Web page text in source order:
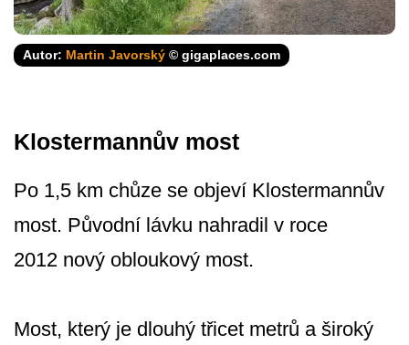
Autor: Martin Javorský © gigaplaces.com
Klostermannův most
Po 1,5 km chůze se objeví Klostermannův
most. Původní lávku nahradil v roce
2012 nový obloukový most.
Most, který je dlouhý třicet metrů a široký